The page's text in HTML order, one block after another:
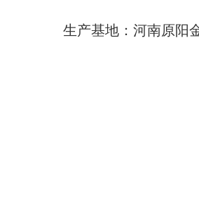
生产基地：河南原阳